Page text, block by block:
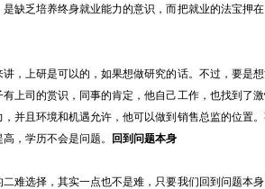
是缺乏培养终身就业能力的意识，而把就业的法宝押
上研是可以的，如果想做研究的话。不过，要是想
上司的赏识，同事的肯定，他自己工作，也找到了
并且环境和机遇允许，他可以做到销售总监的位置
，学历不会是问题。
回到问题本身
选择，其实一点也不是难，只要我们回到问题本身